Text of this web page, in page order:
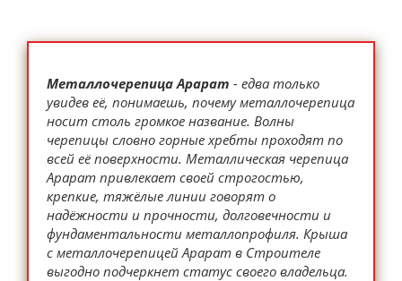
Металлочерепица Арарат - едва только
увидев её, понимаешь, почему металлочерепица
носит столь громкое название. Волны
черепицы словно горные хребты проходят по
всей её поверхности. Металлическая черепица
Арарат привлекает своей строгостью,
крепкие, тяжёлые линии говорят о
надёжности и прочности, долговечности и
фундаментальности металлопрофиля. Крыша
с металлочерепицей Арарат в Строителе
выгодно подчеркнет статус своего владельца.